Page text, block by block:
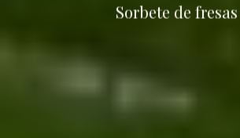
Sorbete de fresas